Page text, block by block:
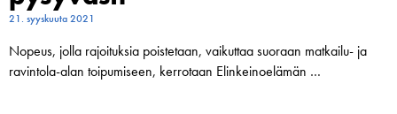
21. syyskuuta 2021
Nopeus, jolla rajoituksia poistetaan, vaikuttaa suoraan matkailu- ja
ravintola-alan toipumiseen, kerrotaan Elinkeinoelämän …